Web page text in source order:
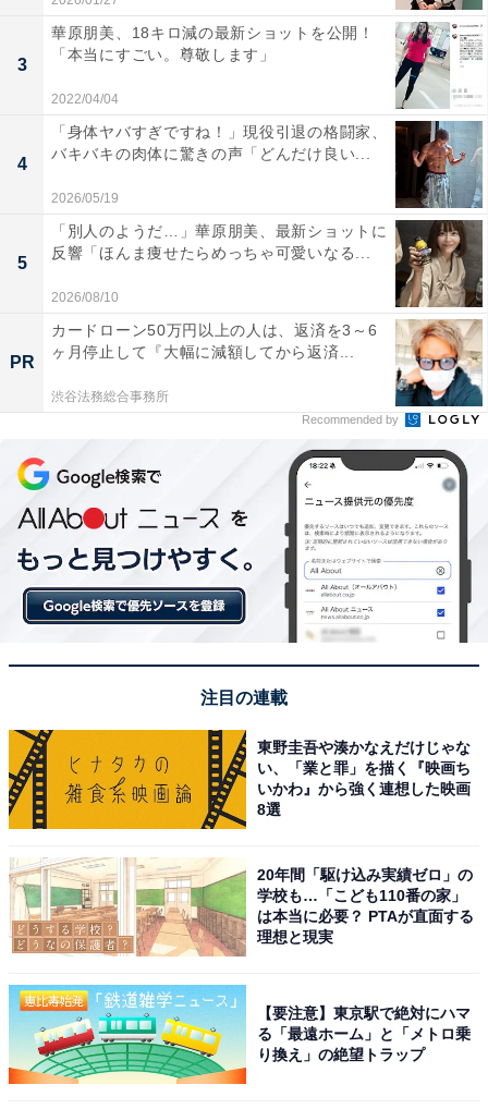
3
華原朋美、18キロ減の最新ショットを公開！
「本当にすごい。尊敬します」
2022/04/04
4
「身体ヤバすぎですね！」現役引退の格闘家、
バキバキの肉体に驚きの声「どんだけ良い...
2026/05/19
5
「別人のようだ…」華原朋美、最新ショットに
反響「ほんま痩せたらめっちゃ可愛いなる...
2026/08/10
PR
カードローン50万円以上の人は、返済を3～6
ヶ月停止して『大幅に減額してから返済...
渋谷法務総合事務所
Recommended by
注目の連載
東野圭吾や湊かなえだけじゃな
い、「業と罪」を描く『映画ち
いかわ』から強く連想した映画
8選
20年間「駆け込み実績ゼロ」の
学校も…「こども110番の家」
は本当に必要？ PTAが直面する
理想と現実
【要注意】東京駅で絶対にハマ
る「最遠ホーム」と「メトロ乗
り換え」の絶望トラップ